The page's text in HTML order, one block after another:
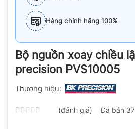
Hàng chính hãng 100%
Bộ nguồn xoay chiều
precision PVS10005
Thương hiệu:
(đánh giá) Đã bán 37